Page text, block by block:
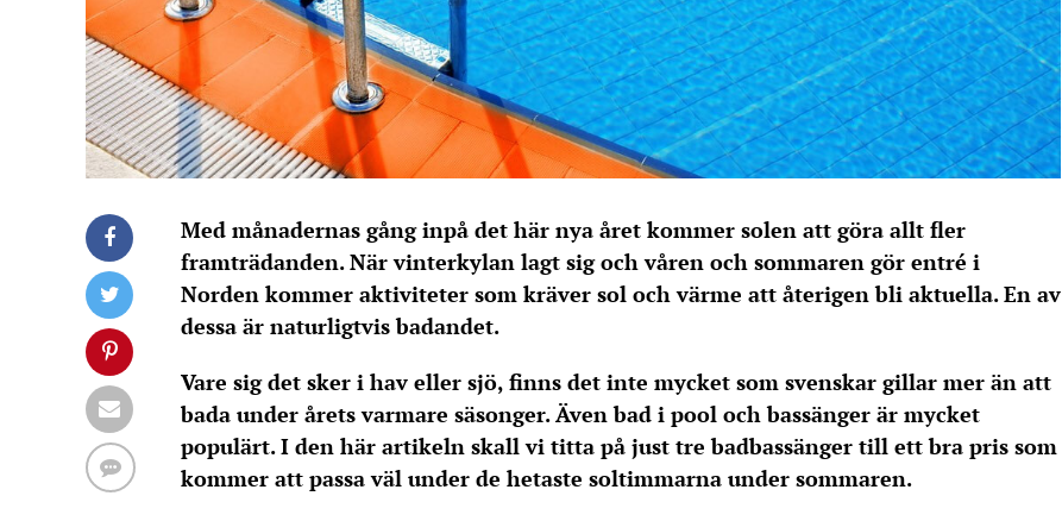
Med månadernas gång inpå det här nya året kommer solen att göra allt fler
framträdanden. När vinterkylan lagt sig och våren och sommaren gör entré i
Norden kommer aktiviteter som kräver sol och värme att återigen bli aktuella. En av
dessa är naturligtvis badandet.
Vare sig det sker i hav eller sjö, finns det inte mycket som svenskar gillar mer än att
bada under årets varmare säsonger. Även bad i pool och bassänger är mycket
populärt. I den här artikeln skall vi titta på just tre badbassänger till ett bra pris som
kommer att passa väl under de hetaste soltimmarna under sommaren.